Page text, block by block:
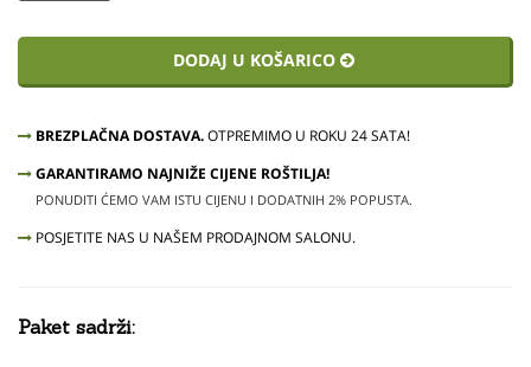
DODAJ U KOŠARICO
BREZPLAČNA DOSTAVA.OTPREMIMO U ROKU 24 SATA!
GARANTIRAMO NAJNIŽE CIJENE ROŠTILJA!
PONUDITI ĆEMO VAM ISTU CIJENU I DODATNIH 2% POPUSTA.
POSJETITE NAS U NAŠEM PRODAJNOM SALONU.
Paket sadrži: